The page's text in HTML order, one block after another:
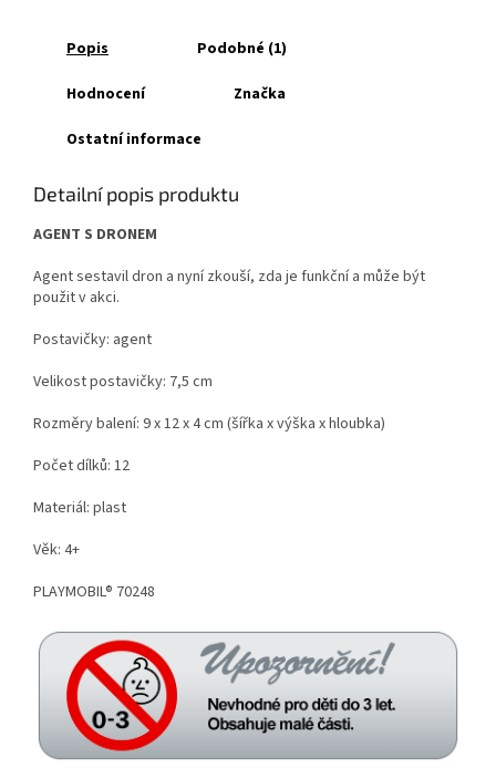
Popis Podobné (1)
Hodnocení Značka
Ostatní informace
Detailní popis produktu
AGENT S DRONEM
Agent sestavil dron a nyní zkouší, zda je funkční a může být
použit v akci.
Postavičky: agent
Velikost postavičky: 7,5 cm
Rozměry balení: 9 x 12 x 4 cm (šířka x výška x hloubka)
Počet dílků: 12
Materiál: plast
Věk: 4+
PLAYMOBIL® 70248